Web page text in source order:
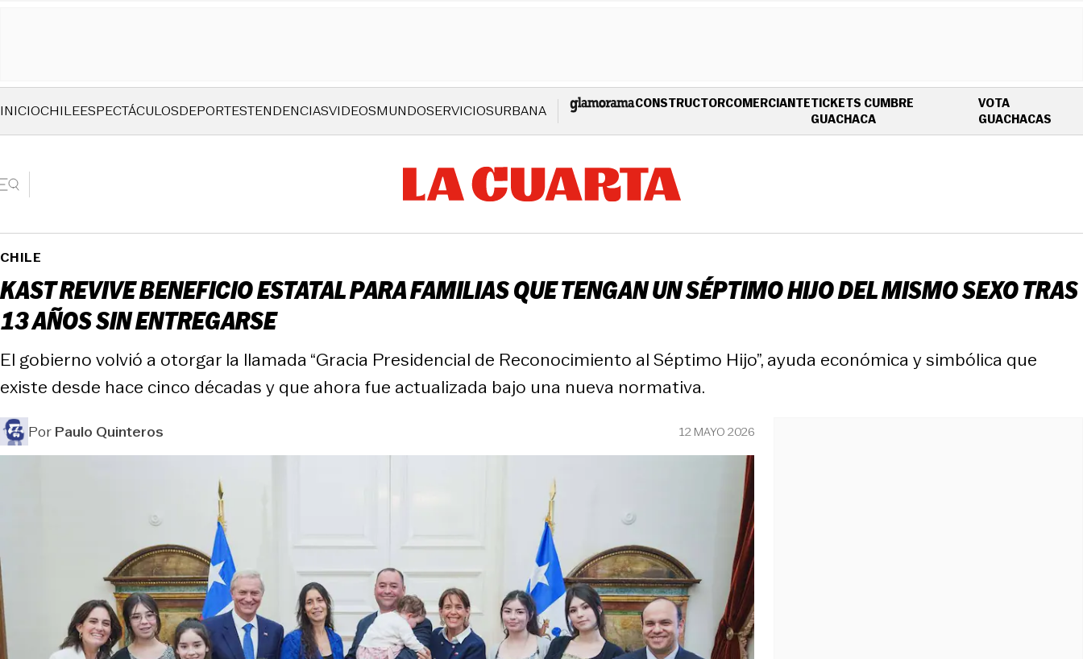
INICIOCHILEESPECTÁCULOSDEPORTESTENDENCIASVIDEOSMUNDOSERVICIOSURBANA CONSTRUCTORCOMERCIANTETICKETS CUMBRE
GUACHACAOPENS IN NEW WINDOW
VOTA
GUACHACAS
CHILE
KAST REVIVE BENEFICIO ESTATAL PARA FAMILIAS QUE TENGAN UN SÉPTIMO HIJO DEL MISMO SEXO TRAS
13 AÑOS SIN ENTREGARSE
El gobierno volvió a otorgar la llamada “Gracia Presidencial de Reconocimiento al Séptimo Hijo”, ayuda económica y simbólica que
existe desde hace cinco décadas y que ahora fue actualizada bajo una nueva normativa.
PorPaulo Quinteros 12 MAYO 2026